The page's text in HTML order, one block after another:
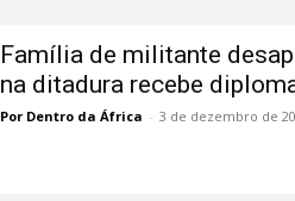
Família de militante
na ditadura recebe
Por Dentro da África - 3 de dezembro de